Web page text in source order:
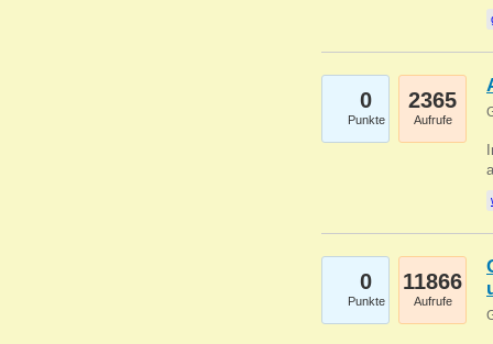
0
Punkte
2365
Aufrufe
0
Punkte
11866
Aufrufe